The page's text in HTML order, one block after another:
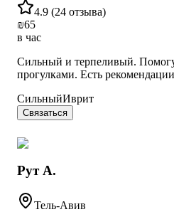
4.9 (24 отзыва)
₪65
в час
Сильный и терпеливый.
прогулками. Есть
СильныйИврит
Связаться
Рут А.
Тель-Авив